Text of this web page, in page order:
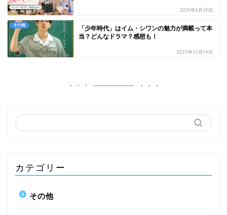
2026年6月29日
その他
「少年時代」はイム・シワンの魅力が満載って本
当？どんなドラマ？感想も！
2025年10月14日
カテゴリー
その他